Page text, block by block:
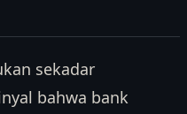
sekadar
bahwa bank